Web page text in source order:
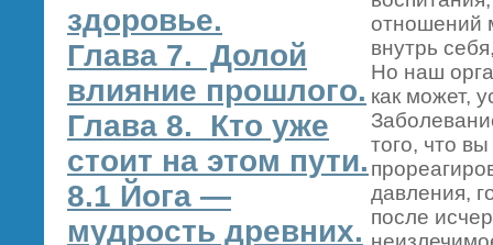
здоровье.
Глава 7. Долой
влияние прошлого.
Глава 8. Кто уже
стоит на этом пути.
8.1 Йога —
мудрость древних.
отношений
внутрь
Но наш
как может,
того, что
давления,
после